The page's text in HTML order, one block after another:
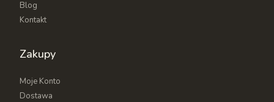
Blog
Kontakt
Zakupy
Moje Konto
Dostawa